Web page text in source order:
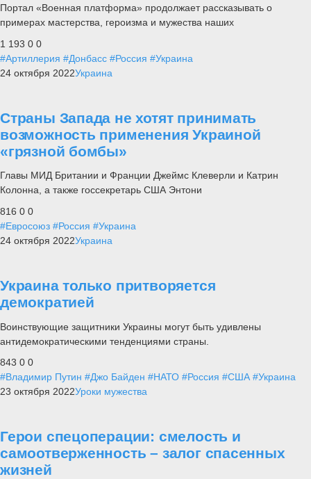
Портал «Военная платформа» продолжает рассказывать о
примерах мастерства, героизма и мужества наших
1 193 0 0
#Артиллерия #Донбасс #Россия #Украина
24 октября 2022Украина
Страны Запада не хотят принимать
возможность применения Украиной
«грязной бомбы»
Главы МИД Британии и Франции Джеймс Клеверли и Катрин
Колонна, а также госсекретарь США Энтони
816 0 0
#Евросоюз #Россия #Украина
24 октября 2022Украина
Украина только притворяется
демократией
Воинствующие защитники Украины могут быть удивлены
антидемократическими тенденциями страны.
843 0 0
#Владимир Путин #Джо Байден #НАТО #Россия #США #Украина
23 октября 2022Уроки мужества
Герои спецоперации: смелость и
самоотверженность – залог спасенных
жизней